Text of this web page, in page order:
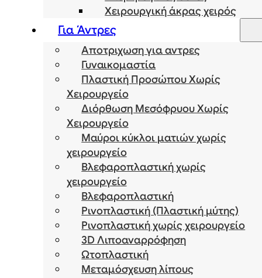
Χειρουργική άκρας χειρός
Για Άντρες
Αποτριχωση για αντρες
Γυναικομαστία
Πλαστική Προσώπου Χωρίς
Χειρουργείο
Διόρθωση Μεσόφρυου Χωρίς
Χειρουργείο
Μαύροι κύκλοι ματιών χωρίς
χειρουργείο
Βλεφαροπλαστική χωρίς
χειρουργείο
Βλεφαροπλαστική
Ρινοπλαστική (Πλαστική μύτης)
Ρινοπλαστική χωρίς χειρουργείο
3D Λιποαναρρόφηση
Ωτοπλαστική
Μεταμόσχευση λίπους